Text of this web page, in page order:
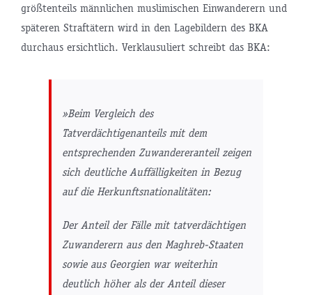
größtenteils männlichen muslimischen Einwanderern und
späteren Straftätern wird in den Lagebildern des BKA
durchaus ersichtlich. Verklausuliert schreibt das BKA:
»Beim Vergleich des
Tatverdächtigenanteils mit dem
entsprechenden Zuwandereranteil zeigen
sich deutliche Auffälligkeiten in Bezug
auf die Herkunftsnationalitäten:
Der Anteil der Fälle mit tatverdächtigen
Zuwanderern aus den Maghreb-Staaten
sowie aus Georgien war weiterhin
deutlich höher als der Anteil dieser